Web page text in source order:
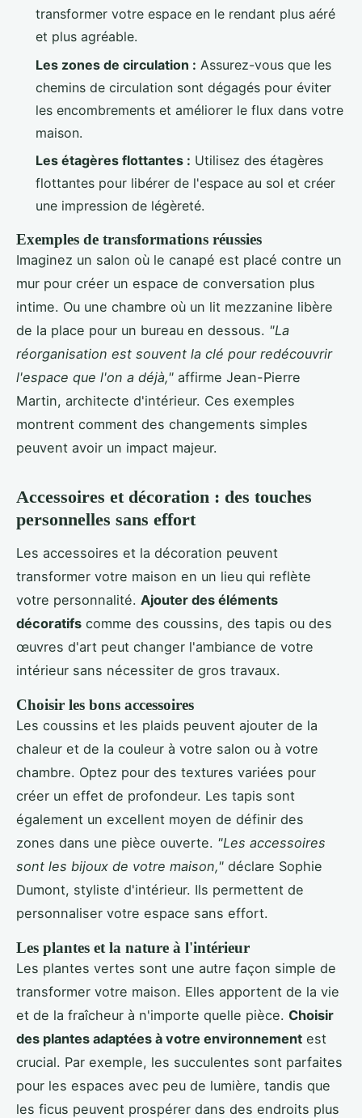
transformer votre espace en le rendant plus aéré
et plus agréable.
Les zones de circulation : Assurez-vous que les
chemins de circulation sont dégagés pour éviter
les encombrements et améliorer le flux dans votre
maison.
Les étagères flottantes : Utilisez des étagères
flottantes pour libérer de l'espace au sol et créer
une impression de légèreté.
Exemples de transformations réussies
Imaginez un salon où le canapé est placé contre un
mur pour créer un espace de conversation plus
intime. Ou une chambre où un lit mezzanine libère
de la place pour un bureau en dessous. "La
réorganisation est souvent la clé pour redécouvrir
l'espace que l'on a déjà," affirme Jean-Pierre
Martin, architecte d'intérieur. Ces exemples
montrent comment des changements simples
peuvent avoir un impact majeur.
Accessoires et décoration : des touches
personnelles sans effort
Les accessoires et la décoration peuvent
transformer votre maison en un lieu qui reflète
votre personnalité. Ajouter des éléments
décoratifs comme des coussins, des tapis ou des
œuvres d'art peut changer l'ambiance de votre
intérieur sans nécessiter de gros travaux.
Choisir les bons accessoires
Les coussins et les plaids peuvent ajouter de la
chaleur et de la couleur à votre salon ou à votre
chambre. Optez pour des textures variées pour
créer un effet de profondeur. Les tapis sont
également un excellent moyen de définir des
zones dans une pièce ouverte. "Les accessoires
sont les bijoux de votre maison," déclare Sophie
Dumont, styliste d'intérieur. Ils permettent de
personnaliser votre espace sans effort.
Les plantes et la nature à l'intérieur
Les plantes vertes sont une autre façon simple de
transformer votre maison. Elles apportent de la vie
et de la fraîcheur à n'importe quelle pièce. Choisir
des plantes adaptées à votre environnement est
crucial. Par exemple, les succulentes sont parfaites
pour les espaces avec peu de lumière, tandis que
les ficus peuvent prospérer dans des endroits plus